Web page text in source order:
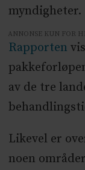
myndigheter.
ANNONSE KUN FOR
Rapporten
av de tre
Likevel er
noen